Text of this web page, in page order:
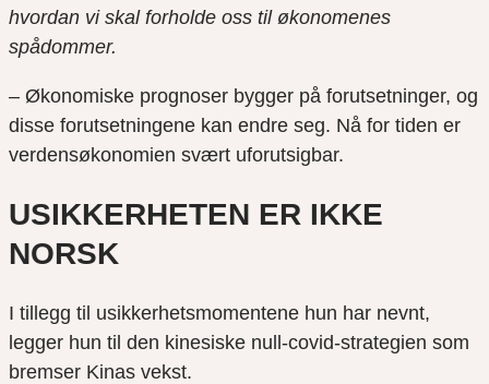
hvordan vi skal forholde oss til økonomenes
spådommer.
– Økonomiske prognoser bygger på forutsetninger, og
disse forutsetningene kan endre seg. Nå for tiden er
verdensøkonomien svært uforutsigbar.
USIKKERHETEN ER IKKE
NORSK
I tillegg til usikkerhetsmomentene hun har nevnt,
legger hun til den kinesiske null-covid-strategien som
bremser Kinas vekst.